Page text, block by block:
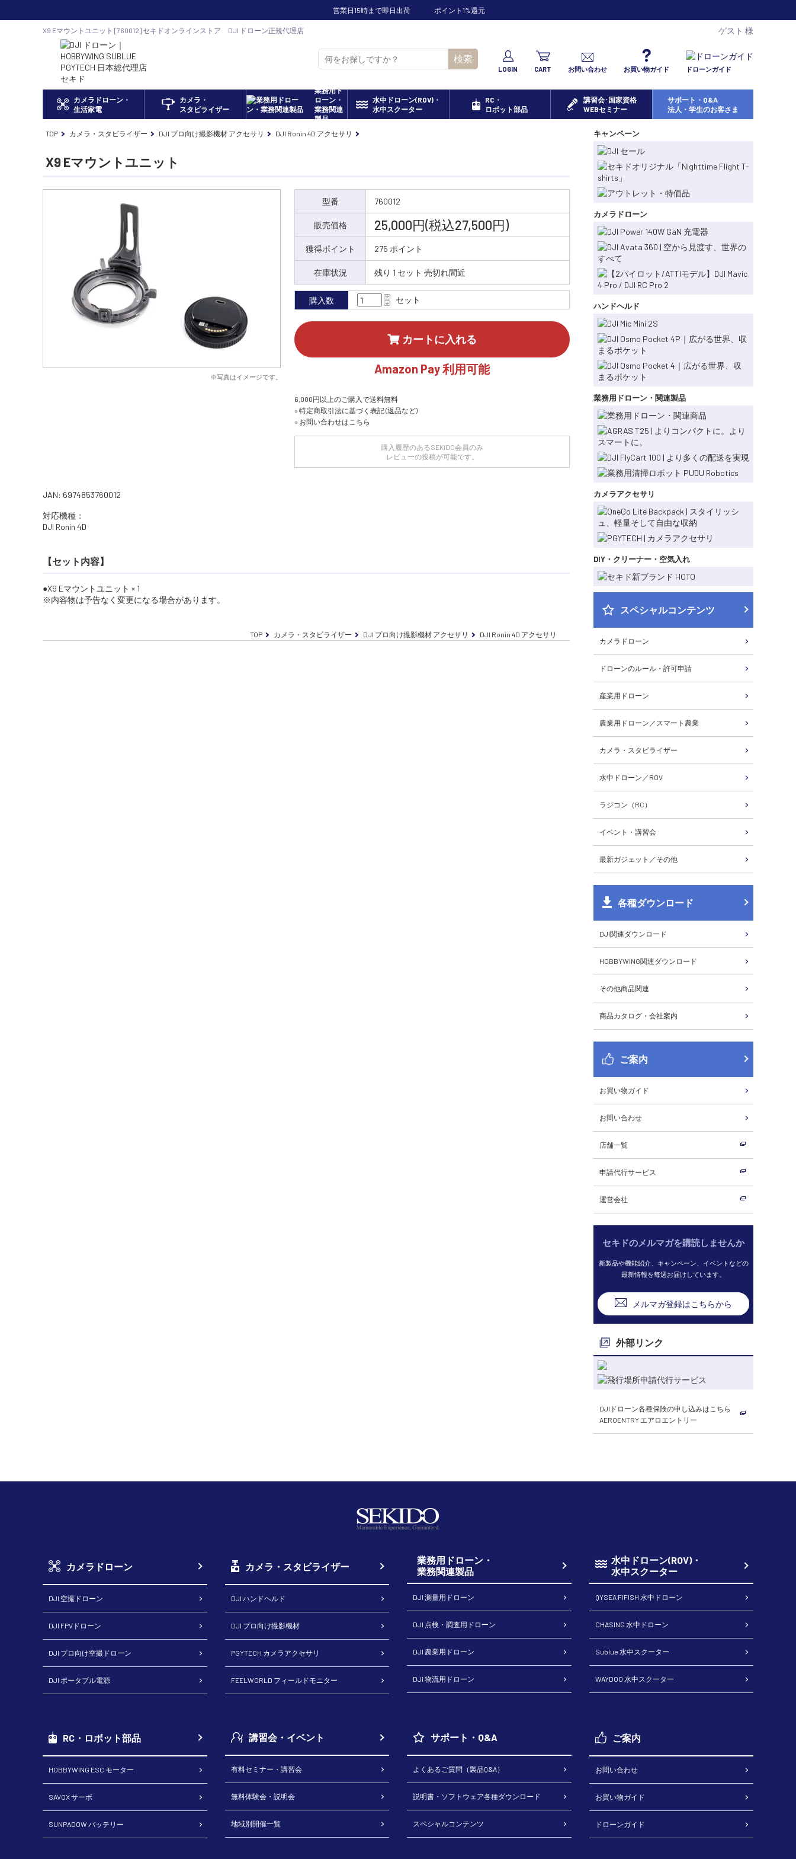
営業日15時まで即日出荷 ポイント1%還元
X9 Eマウントユニット [760012] セキドオンラインストア DJI ドローン正規代理店 ゲスト 様
検索
LOGIN CART お問い合わせ お買い物ガイド ドローンガイド
カメラドローン・
生活家電
カメラ・
スタビライザー
業務用ド
ローン・
業務関連
製品
水中ドローン(ROV)・
水中スクーター
RC・
ロボット部品
講習会･国家資格
WEBセミナー
サポート・Q&A
法人・学生のお客さま
キャンペーン
カメラドローン
ハンドヘルド
業務用ドローン・関連製品
カメラアクセサリ
DIY・クリーナー・空気入れ
スペシャルコンテンツ
カメラドローン
ドローンのルール・許可申請
産業用ドローン
農業用ドローン／スマート農業
カメラ・スタビライザー
水中ドローン／ROV
ラジコン（RC）
イベント・講習会
最新ガジェット／その他
各種ダウンロード
DJI関連ダウンロード
HOBBYWING関連ダウンロード
その他商品関連
商品カタログ・会社案内
ご案内
お買い物ガイド
お問い合わせ
店舗一覧
申請代行サービス
運営会社
セキドのメルマガを購読しませんか
新製品や機能紹介、キャンペーン、イベントなどの
最新情報を毎週お届けしています。
メルマガ登録はこちらから
外部リンク
DJIドローン各種保険の申し込みはこちら
AEROENTRY エアロエントリー
TOP カメラ・スタビライザー DJI プロ向け撮影機材 アクセサリ DJI Ronin 4D アクセサリ
X9 Eマウントユニット
※写真はイメージです。
型番 760012
販売価格 25,000円(税込27,500円)
獲得ポイント 275 ポイント
在庫状況 残り 1 セット 売切れ間近
購入数 セット
カートに入れる
Amazon Pay 利用可能
6,000円以上のご購入で送料無料
» 特定商取引法に基づく表記 (返品など)
» お問い合わせはこちら
購入履歴のあるSEKIDO会員のみ
レビューの投稿が可能です。
JAN: 6974853760012
対応機種：
DJI Ronin 4D
【セット内容】
X9 Eマウントユニット × 1
※内容物は予告なく変更になる場合があります。
TOP カメラ・スタビライザー DJI プロ向け撮影機材 アクセサリ DJI Ronin 4D アクセサリ
カメラドローン
DJI 空撮ドローン
DJI FPVドローン
DJI プロ向け空撮ドローン
DJI ポータブル電源
カメラ・スタビライザー
DJI ハンドヘルド
DJI プロ向け撮影機材
PGYTECH カメラアクセサリ
FEELWORLD フィールドモニター
業務用ドローン・
業務関連製品
DJI 測量用ドローン
DJI 点検・調査用ドローン
DJI 農業用ドローン
DJI 物流用ドローン
水中ドローン(ROV)・
水中スクーター
QYSEA FIFISH 水中ドローン
CHASING 水中ドローン
Sublue 水中スクーター
WAYDOO 水中スクーター
RC・ロボット部品
HOBBYWING ESC モーター
SAVOX サーボ
SUNPADOW バッテリー
講習会・イベント
有料セミナー・講習会
無料体験会・説明会
地域別開催一覧
サポート・Q&A
よくあるご質問（製品Q&A）
説明書・ソフトウェア各種ダウンロード
スペシャルコンテンツ
ご案内
お問い合わせ
お買い物ガイド
ドローンガイド